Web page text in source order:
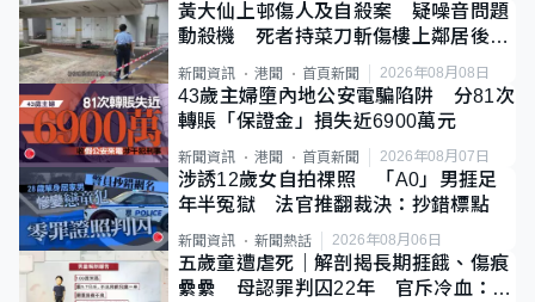
黃大仙上邨傷人及自殺案 疑噪音問題
動殺機 死者持菜刀斬傷樓上鄰居後墮
新聞資訊 港聞 首頁新聞 2026年08月08日
43歲主婦墮內地公安電騙陷阱 分81次
轉賬「保證金」損失近6900萬元
新聞資訊 港聞 首頁新聞 2026年08月07日
涉誘12歲女自拍祼照 「A0」男捱足
年半冤獄 法官推翻裁決：抄錯標點
新聞資訊 新聞熱話 2026年08月06日
五歲童遭虐死｜解剖揭長期捱餓、傷痕
纍纍 母認罪判囚22年 官斥冷血：同